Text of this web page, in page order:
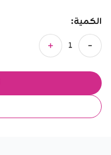
الكمية: